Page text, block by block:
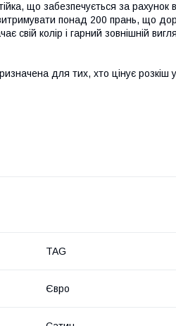
що забезпечується за рахунок
понад 200 прань, що
свій колір і гарний зовнішній
для тих, хто цінує розкіш
TAG
Євро